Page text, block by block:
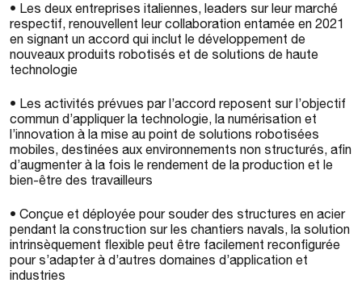
• Les deux entreprises italiennes, leaders sur leur marché
respectif, renouvellent leur collaboration entamée en 2021
en signant un accord qui inclut le développement de
nouveaux produits robotisés et de solutions de haute
technologie
• Les activités prévues par l’accord reposent sur l’objectif
commun d’appliquer la technologie, la numérisation et
l’innovation à la mise au point de solutions robotisées
mobiles, destinées aux environnements non structurés, afin
d’augmenter à la fois le rendement de la production et le
bien-être des travailleurs
• Conçue et déployée pour souder des structures en acier
pendant la construction sur les chantiers navals, la solution
intrinsèquement flexible peut être facilement reconfigurée
pour s’adapter à d’autres domaines d’application et
industries